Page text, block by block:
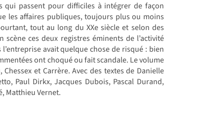
qui passent pour difficiles à intégrer de façon
les affaires publiques, toujours plus ou moins
tout au long du XXe siècle et selon des
ces deux registres éminents de l’activité
avait quelque chose de risqué : bien
ont choqué ou fait scandale. Le volume
et Carrère. Avec des textes de Danielle
Paul Dirkx, Jacques Dubois, Pascal Durand,
Matthieu Vernet.